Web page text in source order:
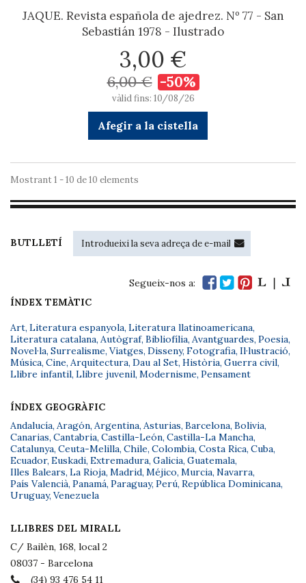
JAQUE. Revista española de ajedrez. Nº 77 - San
Sebastián 1978 - Ilustrado
3,00 €
6,00 € -50%
vàlid fins: 10/08/26
Afegir a la cistella
Mostrant 1 - 10 de 10 elements
BUTLLETÍ
Segueix-nos a:
ÍNDEX TEMÀTIC
Art, Literatura espanyola, Literatura llatinoamericana,
Literatura catalana, Autògraf, Bibliofília, Avantguardes, Poesia,
Novel·la, Surrealisme, Viatges, Disseny, Fotografia, Il·lustració,
Música, Cine, Arquitectura, Dau al Set, Història, Guerra civil,
Llibre infantil, Llibre juvenil, Modernisme, Pensament
ÍNDEX GEOGRÀFIC
Andalucía, Aragón, Argentina, Asturias, Barcelona, Bolivia,
Canarias, Cantabria, Castilla-León, Castilla-La Mancha,
Catalunya, Ceuta-Melilla, Chile, Colombia, Costa Rica, Cuba,
Ecuador, Euskadi, Extremadura, Galicia, Guatemala,
Illes Balears, La Rioja, Madrid, Méjico, Murcia, Navarra,
País Valencià, Panamá, Paraguay, Perú, República Dominicana,
Uruguay, Venezuela
LLIBRES DEL MIRALL
C/ Bailèn, 168, local 2
08037 - Barcelona
(34) 93 476 54 11